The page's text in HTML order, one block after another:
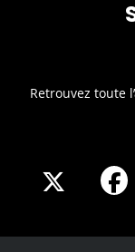
Retrouvez toute
Share
X